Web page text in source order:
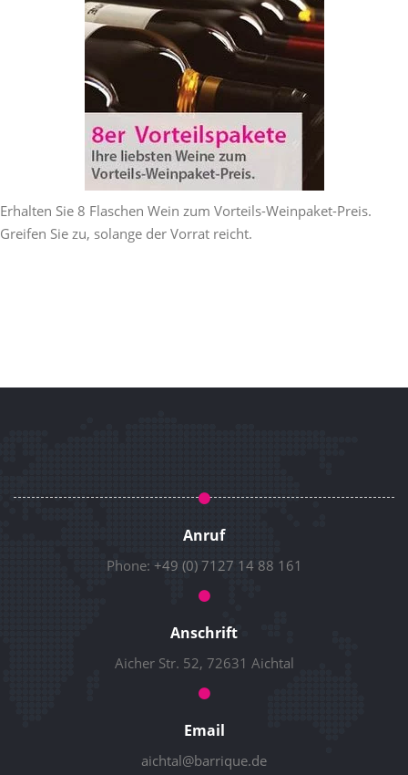
Erhalten Sie 8 Flaschen Wein zum Vorteils-Weinpaket-Preis.
Greifen Sie zu, solange der Vorrat reicht.
Anruf
Phone: +49 (0) 7127 14 88 161
Anschrift
Aicher Str. 52, 72631 Aichtal
Email
aichtal@barrique.de